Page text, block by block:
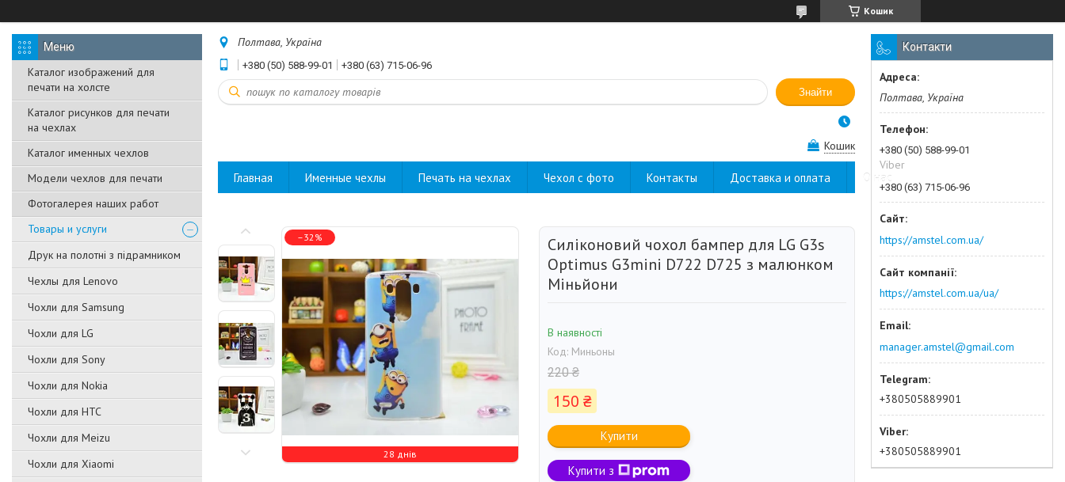
Кошик
Каталог изображений для
печати на холсте
Каталог рисунков для печати
на чехлах
Каталог именных чехлов
Модели чехлов для печати
Фотогалерея наших работ
Товары и услуги
Друк на полотні з підрамником
Чехлы для Lenovo
Чохли для Samsung
Чохли для LG
Чохли для Sony
Чохли для Nokia
Чохли для HTC
Чохли для Meizu
Чохли для Xiaomi
Полтава, Україна
+380 (50) 588-99-01 +380 (63) 715-06-96
Знайти
Кошик
Главная Именные чехлы Печать на чехлах Чехол с фото Контакты Доставка и оплата О нас
–32%
28 днів
Силіконовий чохол бампер для LG G3s
Optimus G3mini D722 D725 з малюнком
Міньйони
В наявності
Код: Миньоны
220 ₴
150 ₴
Купити
Купити з
Контакти
Полтава, Україна
+380 (50) 588-99-01
Viber
+380 (63) 715-06-96
https://amstel.com.ua/
https://amstel.com.ua/ua/
manager.amstel@gmail.com
+380505889901
+380505889901